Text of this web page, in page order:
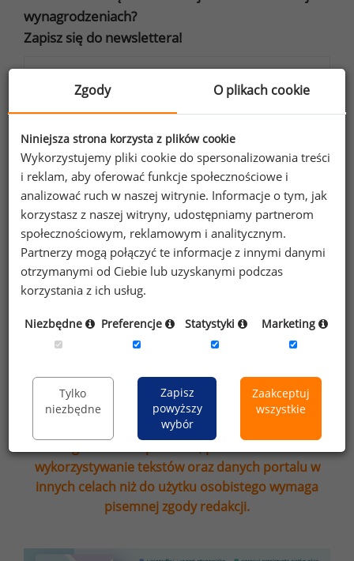
wynagrodzeniach?
Zapisz się do newslettera!
danych osobowych zawartych w
formularzu przez Sedlak &Sedlak sp. z o.o.
sp. k. w celu otrzymywania bezpłatnego
newsletter’a portalu wynagrodzenia.pl.
Wyrażam zgodę na przesyłanie na podany
adres e-mail ofert handlowych oraz
informacji marketingowych. Oświadczam,
że zapoznałem się z treścią
temat przetwarzania
Przypominamy, że zgodnie z pkt 2.6 - 2.7
wykorzystywanie tekstów oraz danych portalu w
innych celach niż do użytku osobistego wymaga
pisemnej zgody redakcji.
Zgody O plikach cookie
Niniejsza strona korzysta z plików cookie
Wykorzystujemy pliki cookie do spersonalizowania treści
i reklam, aby oferować funkcje społecznościowe i
analizować ruch w naszej witrynie. Informacje o tym, jak
korzystasz z naszej witryny, udostępniamy partnerom
społecznościowym, reklamowym i analitycznym.
Partnerzy mogą połączyć te informacje z innymi danymi
otrzymanymi od Ciebie lub uzyskanymi podczas
korzystania z ich usług.
Niezbędne Preferencje Statystyki Marketing
Tylko
niezbędne
Zapisz
powyższy
wybór
Zaakceptuj
wszystkie